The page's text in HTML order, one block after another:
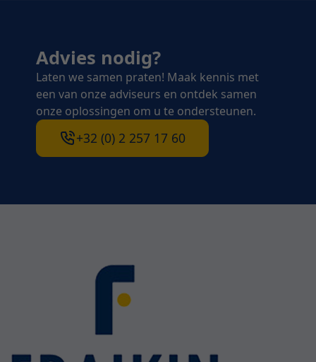
Advies nodig?
Laten we samen praten! Maak kennis met
een van onze adviseurs en ontdek samen
onze oplossingen om u te ondersteunen.
+32 (0) 2 257 17 60